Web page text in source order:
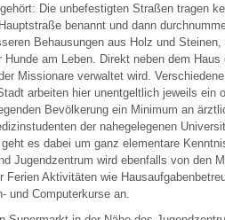
Die unbefestigten Straßen tragen
benannt und dann
Behausungen aus Holz und Steinen,
am Leben. Direkt neben dem
Missionare verwaltet wird.
arbeiten hier unentgeltlich jeweils ein
Bevölkerung ein Minimum an
der nahegelegenen
es dabei um ganz elementare
Jugendzentrum wird ebenfalls von den
Aktivitäten wie
und Computerkurse an.